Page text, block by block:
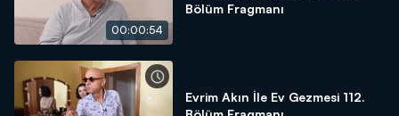
00:00:54
Bölüm Fragmanı
Evrim Akın İle Ev Gezmesi 112.